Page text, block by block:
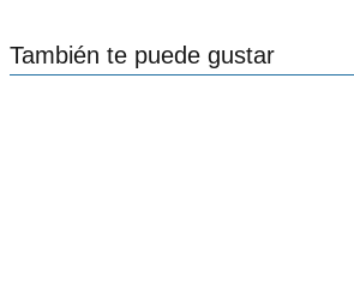
También te puede gustar